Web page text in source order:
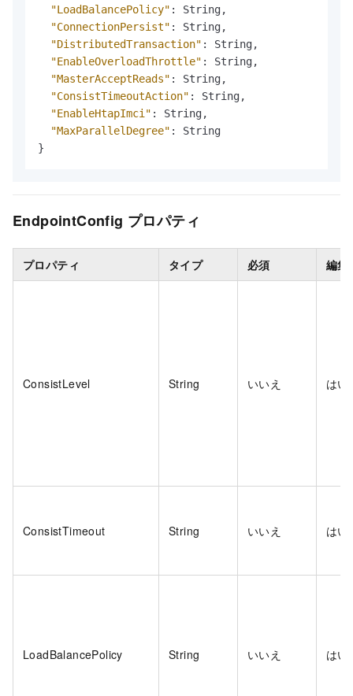
"LoadBalancePolicy" : String,
"ConnectionPersist" : String,
"DistributedTransaction" : String,
"EnableOverloadThrottle" : String,
"MasterAcceptReads" : String,
"ConsistTimeoutAction" : String,
"EnableHtapImci" : String,
"MaxParallelDegree" :
}
EndpointConfig プロパティ
プロパティ タイプ 必須 編集
ConsistLevel String いいえ はい
ConsistTimeout String いいえ はい
LoadBalancePolicy String いいえ はい